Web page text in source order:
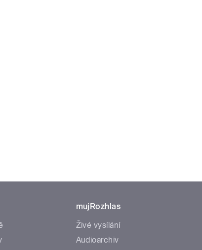
mujRozhlas
Živé vysílání
Audioarchiv